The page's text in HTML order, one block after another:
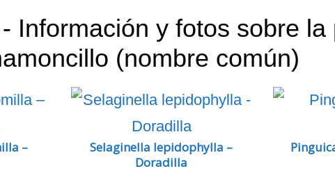
- Información y fotos sobre la
(nombre común)
–
Selaginella lepidophylla –
Doradilla